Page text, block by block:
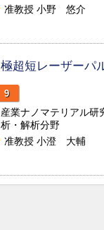
准教授 小野 悠介
極超短レーザーパ
9
産業ナノマテリアル
析・解析分野
准教授 小澄 大輔